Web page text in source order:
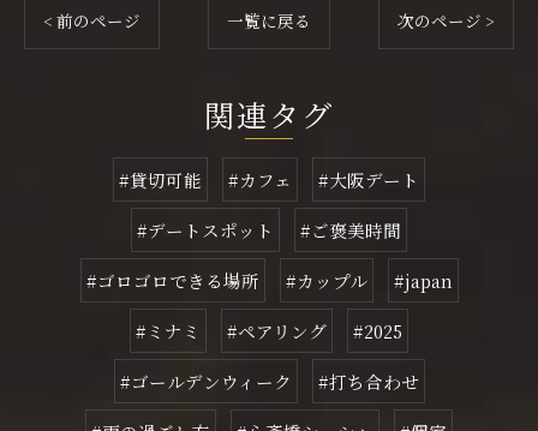
< 前のページ 一覧に戻る 次のページ >
関連タグ
#貸切可能 #カフェ
#大阪デート
#デートスポット
#ご褒美時間
#ゴロゴロできる場所
#カップル
#japan
#ミナミ
#ペアリング
#2025
#ゴールデンウィーク
#打ち合わせ